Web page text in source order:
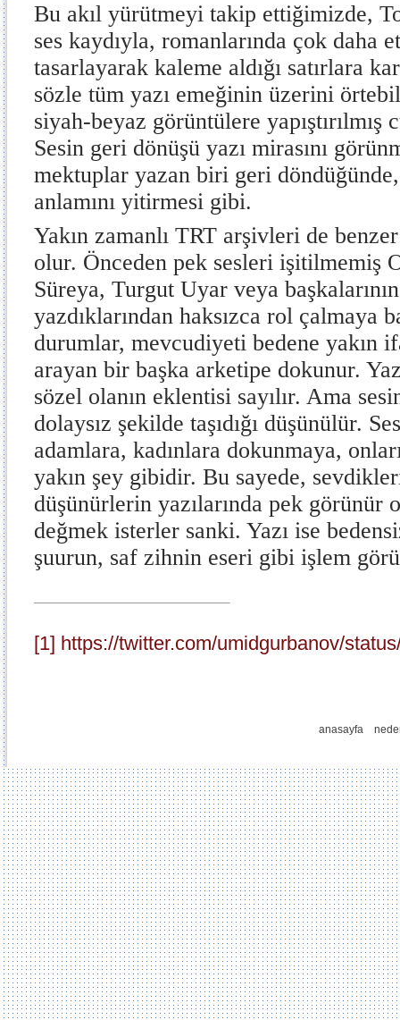
Bu akıl yürütmeyi takip ettiğimizde,
ses kaydıyla, romanlarında çok daha
tasarlayarak kaleme aldığı satırlara
sözle tüm yazı emeğinin üzerini
siyah-beyaz görüntülere
Sesin geri dönüşü yazı mirasını
mektuplar yazan biri geri
anlamını yitirmesi gibi.
Yakın zamanlı TRT arşivleri de
olur. Önceden pek sesleri işitilmemiş
Süreya, Turgut Uyar veya
yazdıklarından haksızca rol çalmaya
durumlar, mevcudiyeti bedene yakın
arayan bir başka arketipe dokunur.
sözel olanın eklentisi sayılır. Ama
dolaysız şekilde taşıdığı düşünülür.
adamlara, kadınlara dokunmaya,
yakın şey gibidir. Bu sayede,
düşünürlerin yazılarında pek görünür
değmek isterler sanki. Yazı ise
şuurun, saf zihnin eseri gibi işlem
[1] https://twitter.com/umidgurbanov/
anasayfa